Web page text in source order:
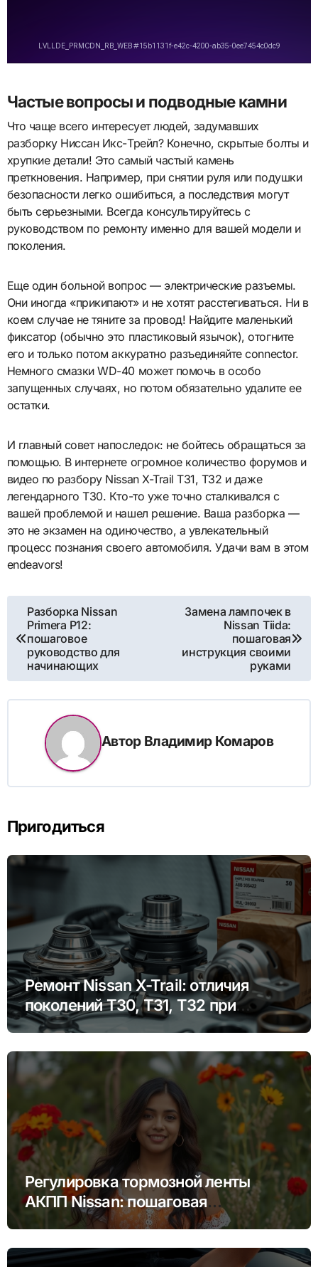
Частые вопросы и подводные камни
Что чаще всего интересует людей, задумавших
разборку Ниссан Икс-Трейл? Конечно, скрытые болты и
хрупкие детали! Это самый частый камень
преткновения. Например, при снятии руля или подушки
безопасности легко ошибиться, а последствия могут
быть серьезными. Всегда консультируйтесь с
руководством по ремонту именно для вашей модели и
поколения.
Еще один больной вопрос — электрические разъемы.
Они иногда «прикипают» и не хотят расстегиваться. Ни в
коем случае не тяните за провод! Найдите маленький
фиксатор (обычно это пластиковый язычок), отогните
его и только потом аккуратно разъединяйте connector.
Немного смазки WD-40 может помочь в особо
запущенных случаях, но потом обязательно удалите ее
остатки.
И главный совет напоследок: не бойтесь обращаться за
помощью. В интернете огромное количество форумов и
видео по разбору Nissan X-Trail T31, T32 и даже
легендарного T30. Кто-то уже точно сталкивался с
вашей проблемой и нашел решение. Ваша разборка —
это не экзамен на одиночество, а увлекательный
процесс познания своего автомобиля. Удачи вам в этом
endeavors!
Навигация
по
записям
Разборка Nissan
Primera P12:
пошаговое
руководство для
начинающих
Замена лампочек в
Nissan Tiida:
пошаговая
инструкция своими
руками
Автор Владимир Комаров
Пригодиться
Ремонт Nissan X-Trail: отличия
поколений T30, T31, T32 при
замене ступичного подшипника
Регулировка тормозной ленты
АКПП Nissan: пошаговая
инструкция